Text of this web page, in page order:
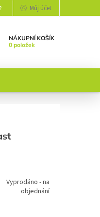
? Můj účet
NÁKUPNÍ KOŠÍK
0 položek
Vyprodáno - na
objednání